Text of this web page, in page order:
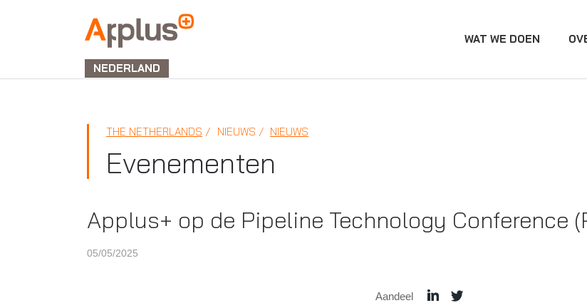
APPLUS+
NEDERLAND
WAT WE DOEN
THE NETHERLANDS NIEUWS NIEUWS
Evenementen
Applus+ op de Pipeline Technology Conference
05/05/2025
Aandeel